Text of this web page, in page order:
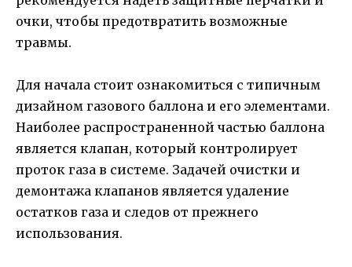
очки, чтобы предотвратить возможные
травмы.
Для начала стоит ознакомиться с типичным
дизайном газового баллона и его элементами.
Наиболее распространенной частью баллона
является клапан, который контролирует
проток газа в системе. Задачей очистки и
демонтажа клапанов является удаление
остатков газа и следов от прежнего
использования.